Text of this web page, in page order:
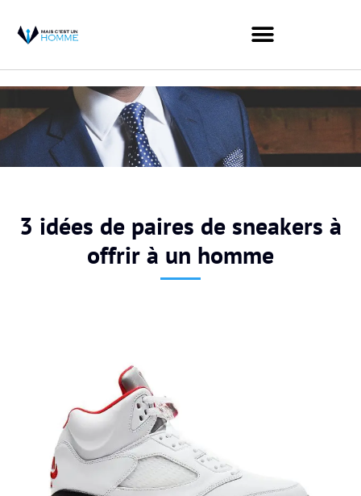
3 idées de paires de sneakers à
offrir à un homme